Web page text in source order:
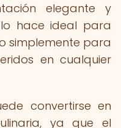
elegante y
hace ideal para
simplemente para
en cualquier
convertirse en
ya que el